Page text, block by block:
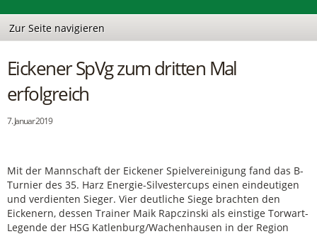
Eickener SpVg zum dritten Mal
erfolgreich
7. Januar 2019
Mit der Mannschaft der Eickener Spielvereinigung fand das B-
Turnier des 35. Harz Energie-Silvestercups einen eindeutigen
und verdienten Sieger. Vier deutliche Siege brachten den
Eickenern, dessen Trainer Maik Rapczinski als einstige Torwart-
Legende der HSG Katlenburg/Wachenhausen in der Region